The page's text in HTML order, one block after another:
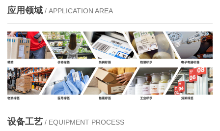
应用领域 / APPLICATION AREA
设备工艺 / EQUIPMENT PROCESS